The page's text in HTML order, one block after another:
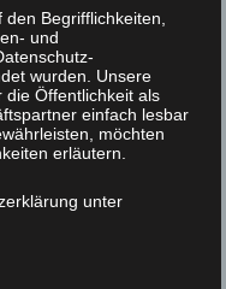
Gladbach – das
Begrifflichkeiten,
und
wurden. Unsere
die Öffentlichkeit als
einfach lesbar
möchten
erläutern.
unter